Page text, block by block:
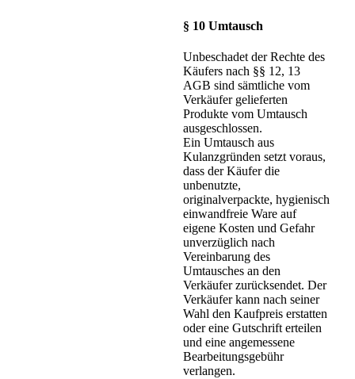
§ 10 Umtausch
Unbeschadet der Rechte des
Käufers nach §§ 12, 13
AGB sind sämtliche vom
Verkäufer gelieferten
Produkte vom Umtausch
ausgeschlossen.
Ein Umtausch aus
Kulanzgründen setzt voraus,
dass der Käufer die
unbenutzte,
originalverpackte, hygienisch
einwandfreie Ware auf
eigene Kosten und Gefahr
unverzüglich nach
Vereinbarung des
Umtausches an den
Verkäufer zurücksendet. Der
Verkäufer kann nach seiner
Wahl den Kaufpreis erstatten
oder eine Gutschrift erteilen
und eine angemessene
Bearbeitungsgebühr
verlangen.